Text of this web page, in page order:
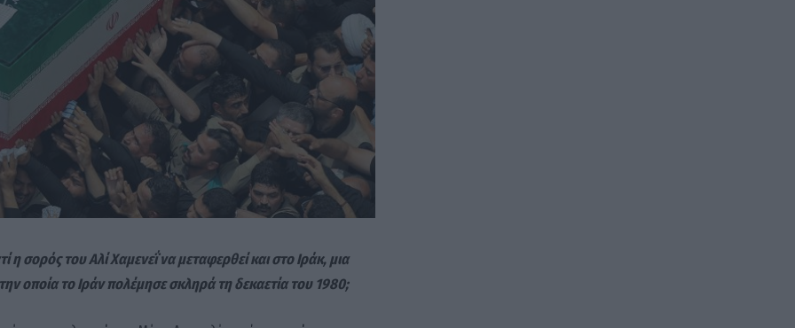
η σορός του Αλί Χαμενεΐ να μεταφερθεί και στο Ιράκ, μια
οποία το Ιράν πολέμησε σκληρά τη δεκαετία του 1980;